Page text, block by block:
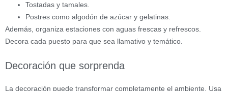
Tostadas y tamales.
Postres como algodón de azúcar y gelatinas.
Además, organiza estaciones con aguas frescas y refrescos.
Decora cada puesto para que sea llamativo y temático.
Decoración que sorprenda
La decoración puede transformar completamente el ambiente. Usa